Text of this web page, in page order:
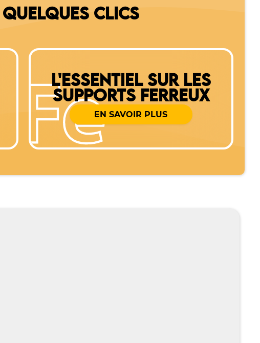
CLICS
L'ESSENTIEL SUR LES
SUPPORTS FERREUX
EN SAVOIR PLUS